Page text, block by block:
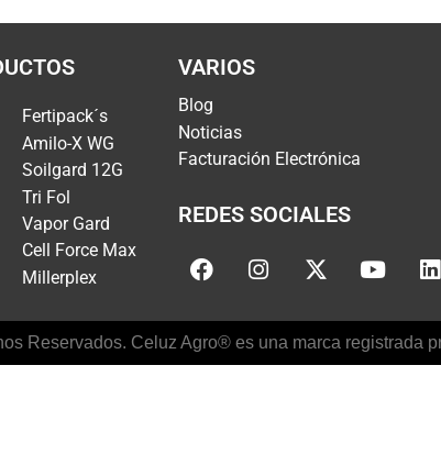
Fertipack´s
Amilo-X WG
Soilgard 12G
Tri Fol
Vapor Gard
Cell Force Max
Millerplex
VARIOS
Blog
Noticias
Facturación Electrónica
REDES SOCIALES
Reservados. Celuz Agro® es una marca registrada